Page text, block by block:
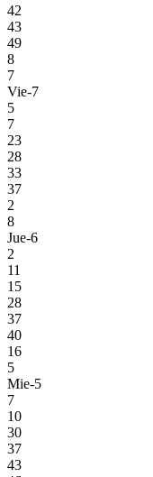
42
43
49
8
7
Vie-7
5
7
23
28
33
37
2
8
Jue-6
2
11
15
28
37
40
16
5
Mie-5
7
10
30
37
43